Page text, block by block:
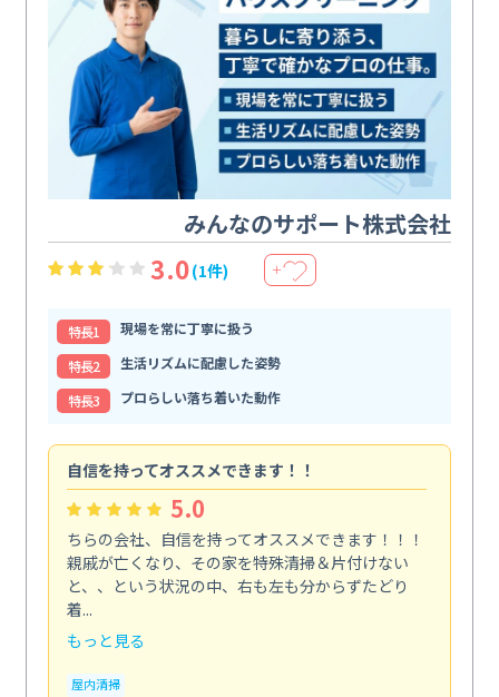
みんなのサポート株式会社
3.0(1件) ＋
特⻑1
現場を常に丁寧に扱う
特⻑2
生活リズムに配慮した姿勢
特⻑3
プロらしい落ち着いた動作
自信を持ってオススメできます！！
5.0
ちらの会社、自信を持ってオススメできます！！！
親戚が亡くなり、その家を特殊清掃＆片付けない
と、、という状況の中、右も左も分からずたどり
着...
もっと見る
屋内清掃